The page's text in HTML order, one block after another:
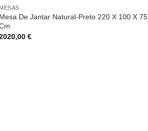
MESAS
Mesa De Jantar Natural-Preto 220 X 100 X 75
€